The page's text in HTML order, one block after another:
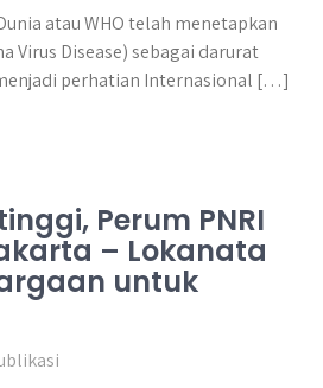
atau WHO telah menetapkan
Virus Disease) sebagai darurat
perhatian Internasional […]
Perum PNRI
– Lokanata
untuk